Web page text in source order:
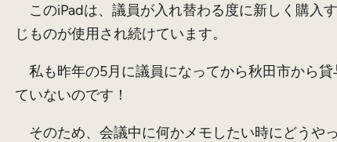
このiPadは、議員が入れ替わる度に新しく購入
じものが使用され続けています。
私も昨年の5月に議員になってから秋田市から
ていないのです！
そのため、会議中に何かメモしたい時にどうや